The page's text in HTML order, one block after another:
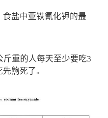
盐中亚铁氰化钾的最
重的人每天至少要吃3
齁死了。